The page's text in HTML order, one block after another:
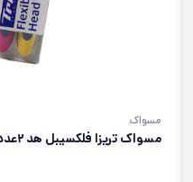
مسواک
مسواک تریزا فلکسیبل هد ۲عددی با برس متوسط